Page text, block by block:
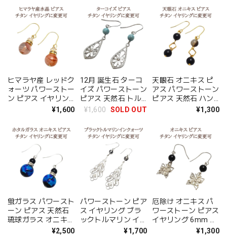
ギフト 送料無料 イ
ヤリング変更可 アク
セサリー
グッズ イヤリング
金属アレルギー対応
可 プレゼント ギフ
ト ラッピング無料
ヒマラヤ産 レッドク
ォーツ パワーストー
ン ピアス イヤリン
グ スピリチュアル
ン 変更可 プレゼン
ト ギフト ラッピン
グサービス メール便
送料無料 ゴールド
かわいい 可愛い お
しゃれ プレゼント
アクセサリー
¥1,600
12月 誕生石 ターコ
イズ パワーストーン
ピアス 天然石 トル
コ石 水色 シルバー
サリー かわいい お
しゃれ レディース
シルバー ピアス 金
属アレルギー チタン
プレゼント ギフト
ラッピング無料
¥1,600 SOLD OUT
天眼石 オニキス ピ
アス パワーストーン
ピアス 天然石 ハン
ドメイド アクセサリ
ント 大人気 金属ア
レルギー チタン イ
ヤリング 変更可 ギ
フト 幸運 ラッピン
グ無料 送料無料
¥1,300
蛍ガラス パワースト
ーン ピアス 天然石
琉球ガラス オニキス
青 ブルー ハンドメ
¥2,500
パワーストーン ピア
ス イヤリング ブラ
ックトルマリン イン
クォーツ スピリチュ
¥1,700
厄除け オニキス パ
ワーストーン ピアス
イヤリング 6mm 蝶
チョウ スピリチュア
¥1,300